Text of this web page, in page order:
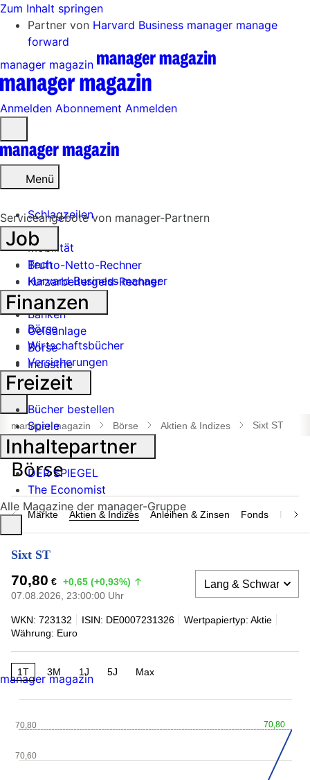
Zum Inhalt springen
Partner von Harvard Business manager manage
forward
manager magazin
Anmelden Abonnement Anmelden
öffnen
Menü
Schlagzeilen
Mobilität
Tech
Harvard Business manager
Handel
Banken
Geldanlage
Börse
Industrie
Suche
öffnen
manager magazin Börse Aktien & Indizes Sixt ST
Märkte Aktien & Indizes Anleihen & Zinsen Fonds
Sixt ST
70,80 € +0,65 (+0,93%)
07.08.2026, 23:00:00 Uhr
WKN: 723132 ISIN: DE0007231326
Wertpapiertyp: Aktie
Währung: Euro
1T 3M 1J 5J Max
70,80
70,60
70,80
Serviceangebote von manager-Partnern
Job
Brutto-Netto-Rechner
Kurzarbeitergeld-Rechner
Finanzen
Börse
Wirtschaftsbücher
Versicherungen
Freizeit
Bücher bestellen
Spiele
Inhaltepartner
DER SPIEGEL
The Economist
Alle Magazine der manager-Gruppe
manager magazin